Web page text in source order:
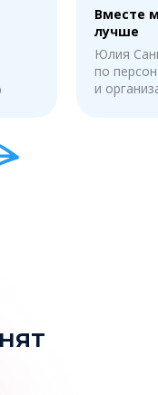
Вместе
лучше
Юлия
по
и